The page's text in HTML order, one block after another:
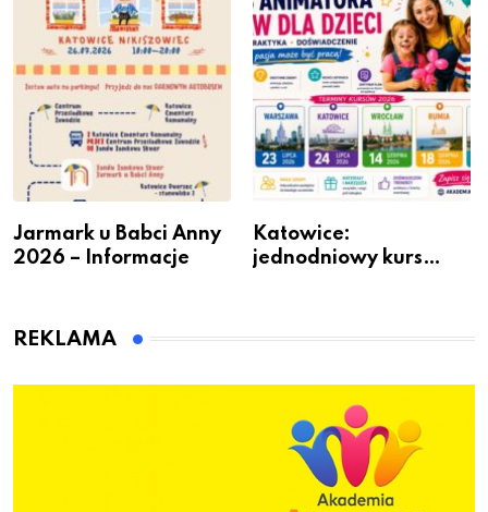
Jarmark u Babci Anny
2026 – Informacje
Katowice:
jednodniowy kurs
REKLAMA